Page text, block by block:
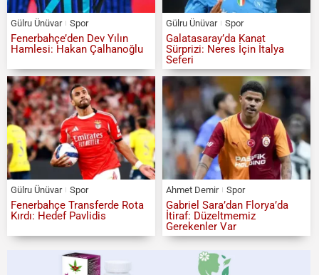
Gülru Ünüvar Spor
Fenerbahçe’den Dev Yılın
Hamlesi: Hakan Çalhanoğlu
Gülru Ünüvar Spor
Galatasaray’da Kanat
Sürprizi: Neres İçin İtalya
Seferi
Gülru Ünüvar Spor
Fenerbahçe Transferde Rota
Kırdı: Hedef Pavlidis
Ahmet Demir Spor
Gabriel Sara’dan Florya’da
İtiraf: Düzeltmemiz
Gerekenler Var